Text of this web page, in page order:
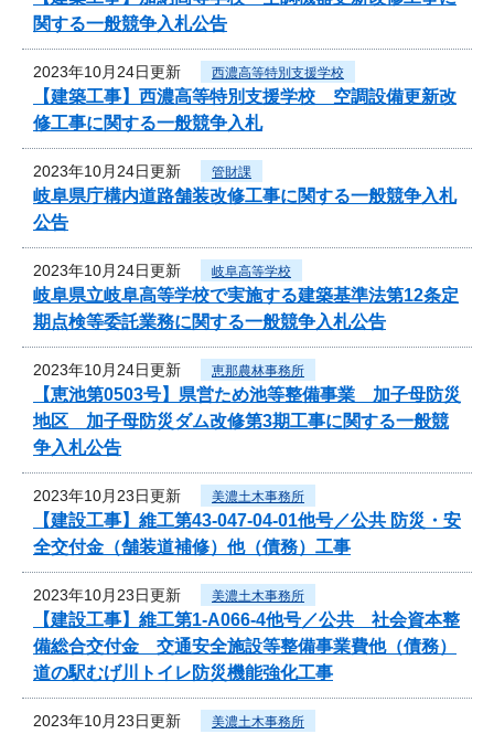
関する一般競争入札公告
2023年10月24日更新 西濃高等特別支援学校
【建築工事】西濃高等特別支援学校 空調設備更新改
修工事に関する一般競争入札
2023年10月24日更新 管財課
岐阜県庁構内道路舗装改修工事に関する一般競争入札
公告
2023年10月24日更新 岐阜高等学校
岐阜県立岐阜高等学校で実施する建築基準法第12条定
期点検等委託業務に関する一般競争入札公告
2023年10月24日更新 恵那農林事務所
【恵池第0503号】県営ため池等整備事業 加子母防災
地区 加子母防災ダム改修第3期工事に関する一般競
争入札公告
2023年10月23日更新 美濃土木事務所
【建設工事】維工第43-047-04-01他号／公共 防災・安
全交付金（舗装道補修）他（債務）工事
2023年10月23日更新 美濃土木事務所
【建設工事】維工第1-A066-4他号／公共 社会資本整
備総合交付金 交通安全施設等整備事業費他（債務）
道の駅むげ川トイレ防災機能強化工事
2023年10月23日更新 美濃土木事務所